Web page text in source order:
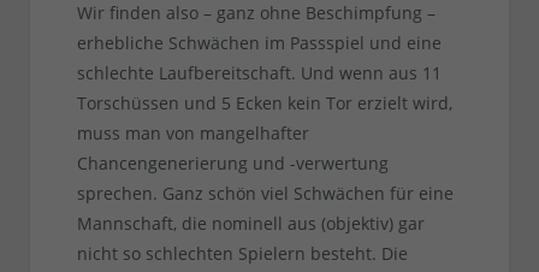
Wir finden also – ganz ohne Beschimpfung –
erhebliche Schwächen im Passspiel und eine
schlechte Laufbereitschaft. Und wenn aus 11
Torschüssen und 5 Ecken kein Tor erzielt wird,
muss man von mangelhafter
Chancengenerierung und -verwertung
sprechen. Ganz schön viel Schwächen für eine
Mannschaft, die nominell aus (objektiv) gar
nicht so schlechten Spielern besteht. Die